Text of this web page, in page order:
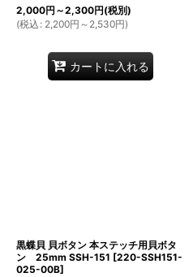
2,000円 ～2,300円(税別)
(税込 : 2,200円 ～2,530円)
カートに入れる
黒蝶貝 貝ボタン 本ステッチ用貝ボタ
ン 25mm SSH-151 [220-SSH151-
025-00B]